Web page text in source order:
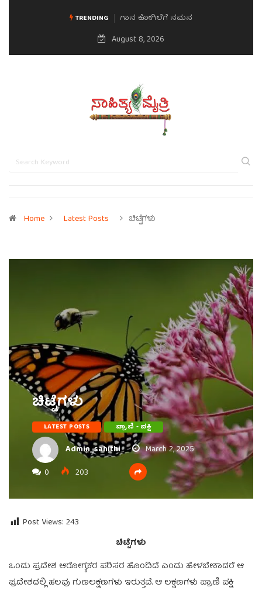
TRENDING
ಗಾನ ಕೋಗಿಲೆಗೆ ನಮನ ಮನಸಿನ ಸವಿಭಾವ
August 8, 2026
Home Latest Posts ಚಿಟ್ಟೆಗಳು
ಚಿಟ್ಟೆಗಳು
LATEST POSTS ಪ್ರಾಣಿ - ಪಕ್ಷಿ
Admin_sahithi
March 2, 2025
0
203
Post Views: 243
ಚಿಟ್ಟೆಗಳು
ಒಂದು ಪ್ರದೇಶ ಆರೋಗ್ಯಕರ ಪರಿಸರ ಹೊಂದಿದೆ ಎಂದು ಹೇಳಬೇಕಾದರೆ ಆ
ಪ್ರದೇಶದಲ್ಲಿ ಹಲವು ಗುಣಲಕ್ಷಣಗಳು ಇರುತ್ತವೆ. ಆ ಲಕ್ಷಣಗಳು ಪ್ರಾಣಿ ಪಕ್ಷಿ